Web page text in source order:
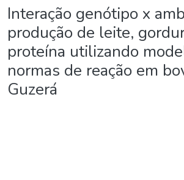
Interação genótipo x
produção de leite,
proteína utilizando
normas de reação em
Guzerá